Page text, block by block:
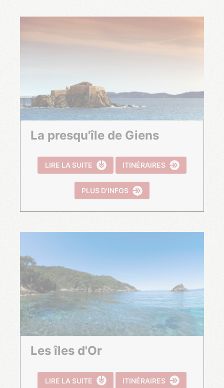
La presqu'île de Giens
LIRE LA SUITE ITINÉRAIRES
PLUS D’INFOS
Les îles d'Or
LIRE LA SUITE ITINÉRAIRES